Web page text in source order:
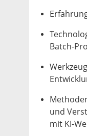
Batch-
und
mit KI-